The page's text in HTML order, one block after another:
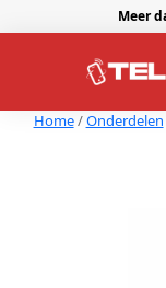
Meer
Home/Onderdelen